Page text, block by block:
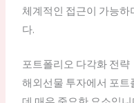
체계적인 접근이 가능하
다.
포트폴리오 다각화 전략
해외선물 투자에서 포